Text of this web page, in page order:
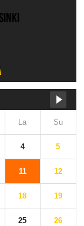
La Su
4 5
11 12
18 19
25 26